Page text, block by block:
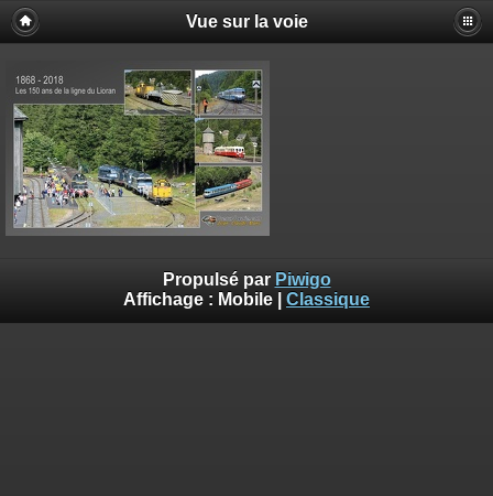
Vue sur la voie
Propulsé par Piwigo
Affichage : Mobile Classique